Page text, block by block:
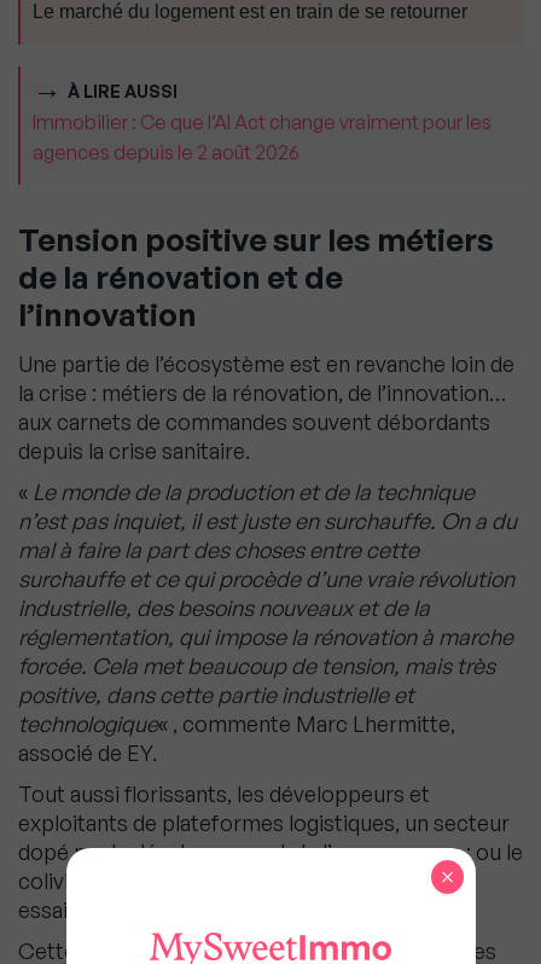
Le marché du logement est en train de se retourner
À LIRE AUSSI
Immobilier : Ce que l’AI Act change vraiment pour les
agences depuis le 2 août 2026
Tension positive sur les métiers
de la rénovation et de
l’innovation
Une partie de l’écosystème est en revanche loin de
la crise : métiers de la rénovation, de l’innovation…
aux carnets de commandes souvent débordants
depuis la crise sanitaire.
« Le monde de la production et de la technique
n’est pas inquiet, il est juste en surchauffe. On a du
mal à faire la part des choses entre cette
surchauffe et ce qui procède d’une vraie révolution
industrielle, des besoins nouveaux et de la
réglementation, qui impose la rénovation à marche
forcée. Cela met beaucoup de tension, mais très
positive, dans cette partie industrielle et
technologique« , commente Marc Lhermitte,
associé de EY.
Tout aussi florissants, les développeurs et
exploitants de plateformes logistiques, un secteur
dopé par le développement de l’e-commerce ; ou le
coliving, sorte de colocation avec services, qui
essaime à grande vitesse dans les métropoles.
Cette forme d’habitat, qui vise surtout les jeunes
×